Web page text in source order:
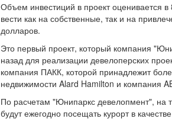
Объем инвестиций в проект оценивается
вести как на собственные, так и на
долларов.
Это первый проект, который компания
назад для реализации девелоперских
компания ПАКК, которой принадлежит
недвижимости Alard Hamilton и компания
По расчетам "Юнипаркс девелопмент", на
будут ежегодно посещать курорт в